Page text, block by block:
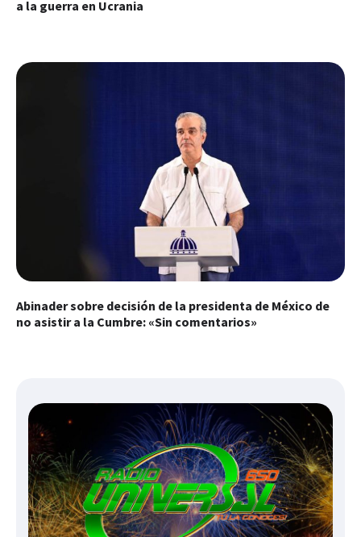
a la guerra en Ucrania
Abinader sobre decisión de la presidenta de México de
no asistir a la Cumbre: «Sin comentarios»